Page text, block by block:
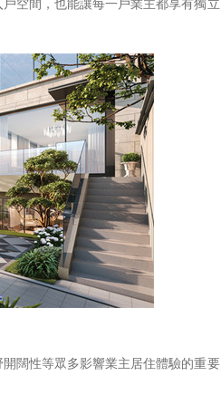
空間，也能讓每一戶業主都享有獨立
闊性等眾多影響業主居住體驗的重要